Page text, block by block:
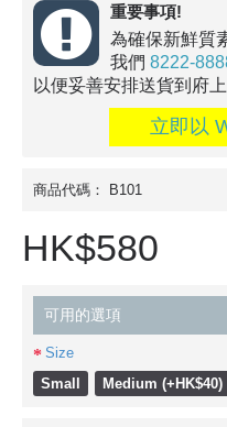
重要事項!
為確保新鮮質
我們 8222-
以便妥善安排送貨到府上
立即以
商品代碼： B101
HK$580
可用的選項
Size
Small
Medium (+HK$40)